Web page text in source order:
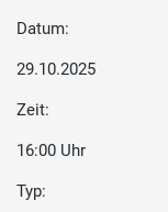
Datum:
29.10.2025
Zeit:
16:00 Uhr
Typ: